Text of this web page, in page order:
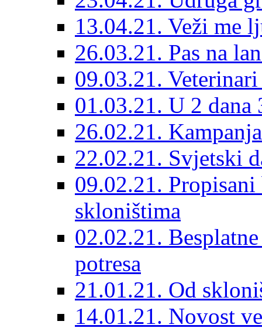
13.04.21. Veži me
26.03.21. Pas na
09.03.21.
01.03.21. U 2
26.02.21.
22.02.21. Svjetski
09.02.21.
skloništima
02.02.21.
potresa
21.01.21. Od
14.01.21. Novost